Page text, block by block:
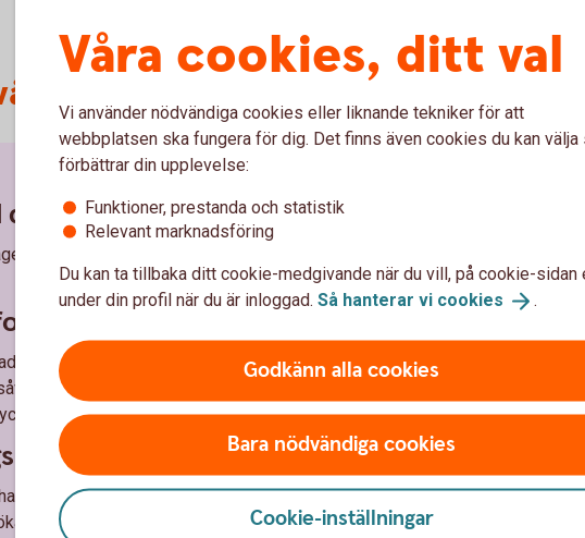
5 bästa tips
du köper
du ska köpa aktier i innan du bestämmer dig så att du kan göra din
om vad som händer i de företag och på de marknader du sparar i. När
företagen och ekonomin som hur aktiemarknaden fungerar ökar
investeringar.
normalt en långsiktig tillväxt. Det innebär att chansen att lyckas med
på sikt. Investera aldrig pengar som du behöver inom en snar
Våra cookies, ditt val
Vi använder nödvändiga cookies eller liknande tekniker för att
webbplatsen ska fungera för dig. Det finns även cookies du kan välja
förbättrar din upplevelse:
Funktioner, prestanda och statistik
Relevant marknadsföring
Du kan ta tillbaka ditt cookie-medgivande när du vill, på cookie-sidan
under din profil när du är inloggad. Så hanterar vi cookies .
Godkänn alla cookies
Bara nödvändiga cookies
Cookie-inställningar